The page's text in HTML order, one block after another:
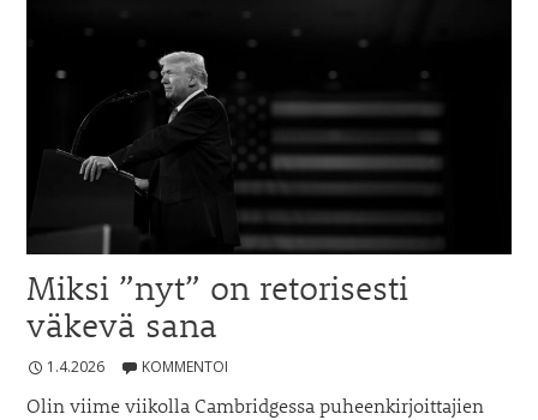
Miksi ”nyt” on retorisesti
väkevä sana
1.4.2026 KOMMENTOI
Olin viime viikolla Cambridgessa puheenkirjoittajien